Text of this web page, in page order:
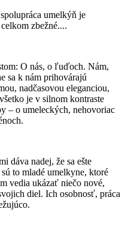
umelkýň je
zbežné....
O nás, o ľuďoch. Nám,
sa k nám prihovárajú
nadčasovou eleganciou,
je v silnom kontraste
– o umeleckých, nehovoriac
dáva nadej, že sa ešte
to mladé umelkyne, ktoré
vedia ukázať niečo nové,
diel. Ich osobnosť, práca